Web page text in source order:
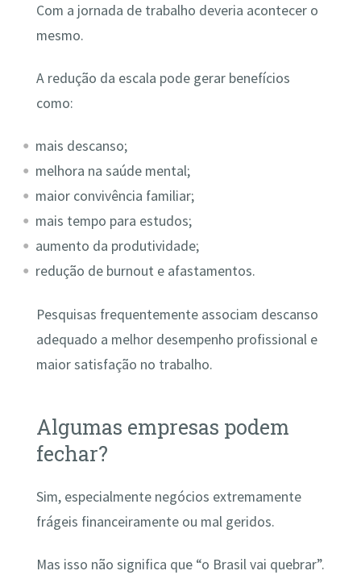
Com a jornada de trabalho deveria acontecer o
mesmo.
A redução da escala pode gerar benefícios
como:
mais descanso;
melhora na saúde mental;
maior convivência familiar;
mais tempo para estudos;
aumento da produtividade;
redução de burnout e afastamentos.
Pesquisas frequentemente associam descanso
adequado a melhor desempenho profissional e
maior satisfação no trabalho.
Algumas empresas podem
fechar?
Sim, especialmente negócios extremamente
frágeis financeiramente ou mal geridos.
Mas isso não significa que “o Brasil vai quebrar”.